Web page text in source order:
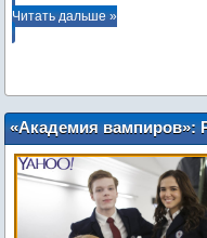
Читать дальше »
«Академия вампиров»:
фильме и «Эпохе Икс»